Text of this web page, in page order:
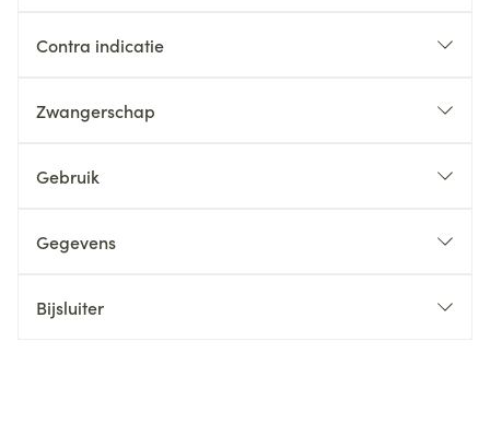
Contra indicatie
Zwangerschap
Gebruik
Gegevens
Bijsluiter